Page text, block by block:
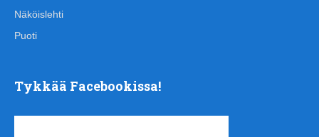
Näköislehti
Puoti
Tykkää Facebookissa!